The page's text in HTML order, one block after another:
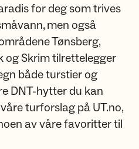
for deg som trives
men også
Tønsberg,
og Skrim tilrettelegger
både turstier og
DNT-hytter du kan
turforslag på UT.no,
av våre favoritter til